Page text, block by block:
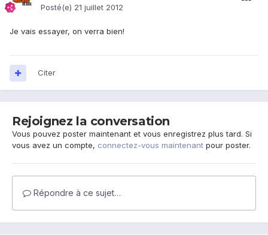
Posté(e) 21 juillet 2012
Je vais essayer, on verra bien!
Citer
Rejoignez la conversation
Vous pouvez poster maintenant et vous enregistrez plus tard. Si
vous avez un compte, connectez-vous maintenant pour poster.
Répondre à ce sujet…